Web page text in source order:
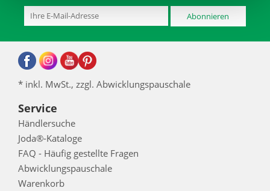
Abonnieren
* inkl. MwSt., zzgl. Abwicklungspauschale
Service
Händlersuche
Joda®-Kataloge
FAQ - Häufig gestellte Fragen
Abwicklungspauschale
Warenkorb